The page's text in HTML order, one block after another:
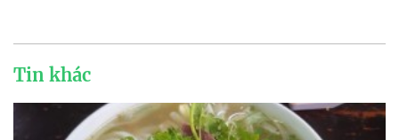
Tin khác